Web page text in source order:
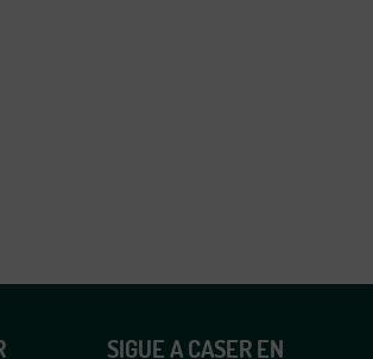
SIGUE A CASER EN